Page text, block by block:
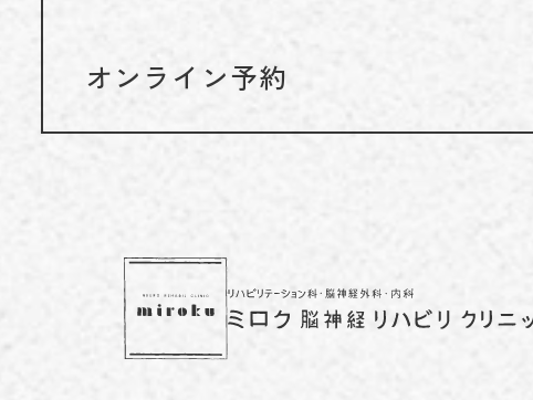
オンライン予約